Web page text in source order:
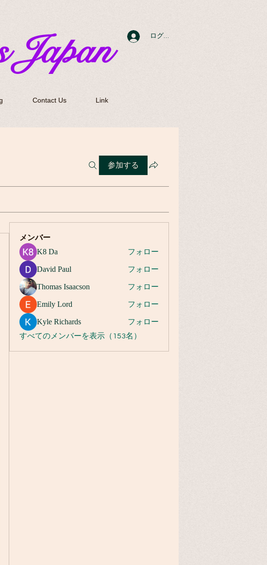
Japan ログイン
Contact Us Link
参加する
メンバー
K8 Da フォロー
David Paul フォロー
Thomas Isaacson フォロー
Emily Lord フォロー
Kyle Richards
フォロー
すべてのメンバーを表示（153名）